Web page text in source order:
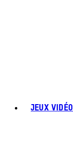
JEUX VIDÉO